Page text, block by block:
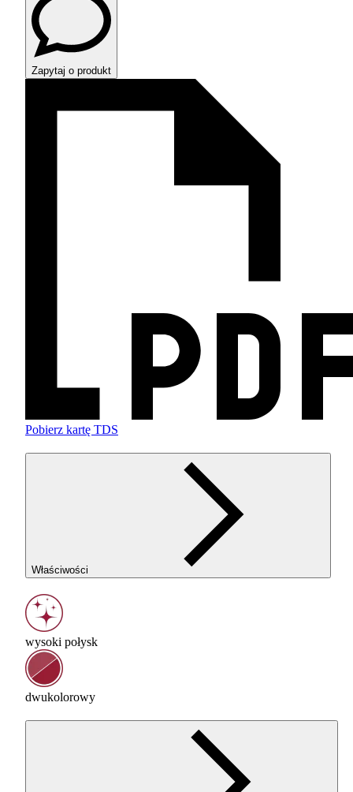
Zapytaj o produkt
Pobierz kartę TDS
Właściwości
wysoki połysk
dwukolorowy